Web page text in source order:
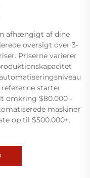
afhængigt af dine
oversigt over 3-
Priserne varierer
starter
omkring $80.000 -
maskiner
op til $500.000+.